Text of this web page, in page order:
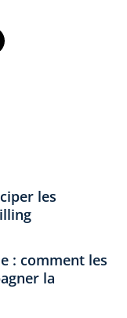
les
: comment les
la